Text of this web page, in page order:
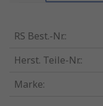
RS Best.-Nr.:
Herst. Teile-Nr.:
Marke: